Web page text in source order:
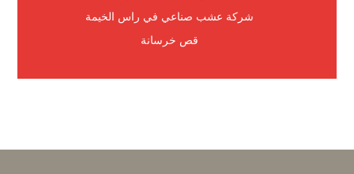
شركة عشب صناعي في راس الخيمة
قص خرسانة